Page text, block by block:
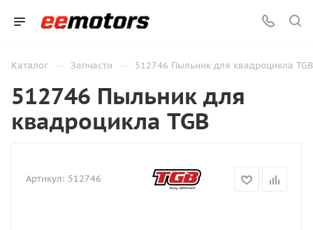
Каталог — Запчасти — 512746 Пыльник для квадроцикла TGB
512746 Пыльник для
квадроцикла TGB
Артикул: 512746